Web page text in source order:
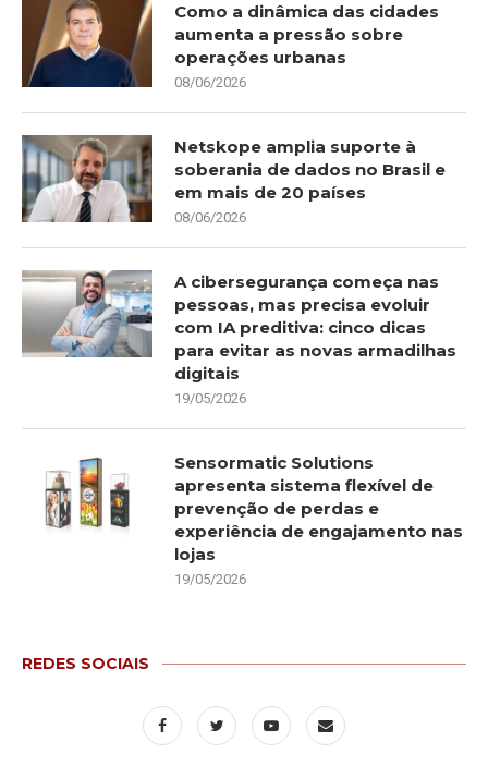
Como a dinâmica das cidades
aumenta a pressão sobre
operações urbanas
08/06/2026
Netskope amplia suporte à
soberania de dados no Brasil e
em mais de 20 países
08/06/2026
A cibersegurança começa nas
pessoas, mas precisa evoluir
com IA preditiva: cinco dicas
para evitar as novas armadilhas
digitais
19/05/2026
Sensormatic Solutions
apresenta sistema flexível de
prevenção de perdas e
experiência de engajamento nas
lojas
19/05/2026
REDES SOCIAIS